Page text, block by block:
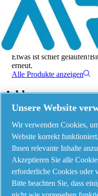
Menü
Es ist ein Fehler
Etwas ist schief gelaufen!
erneut.
Alle Produkte anzeigen
Address
Via Selva Maiolo, 5/7 -
Contact us
Unsere Website
Wir verwenden Cookies,
Website korrekt
Ihnen relevante Inhalte
Akzeptieren Sie alle
erforderliche Cookies oder
Bitte beachten Sie, dass